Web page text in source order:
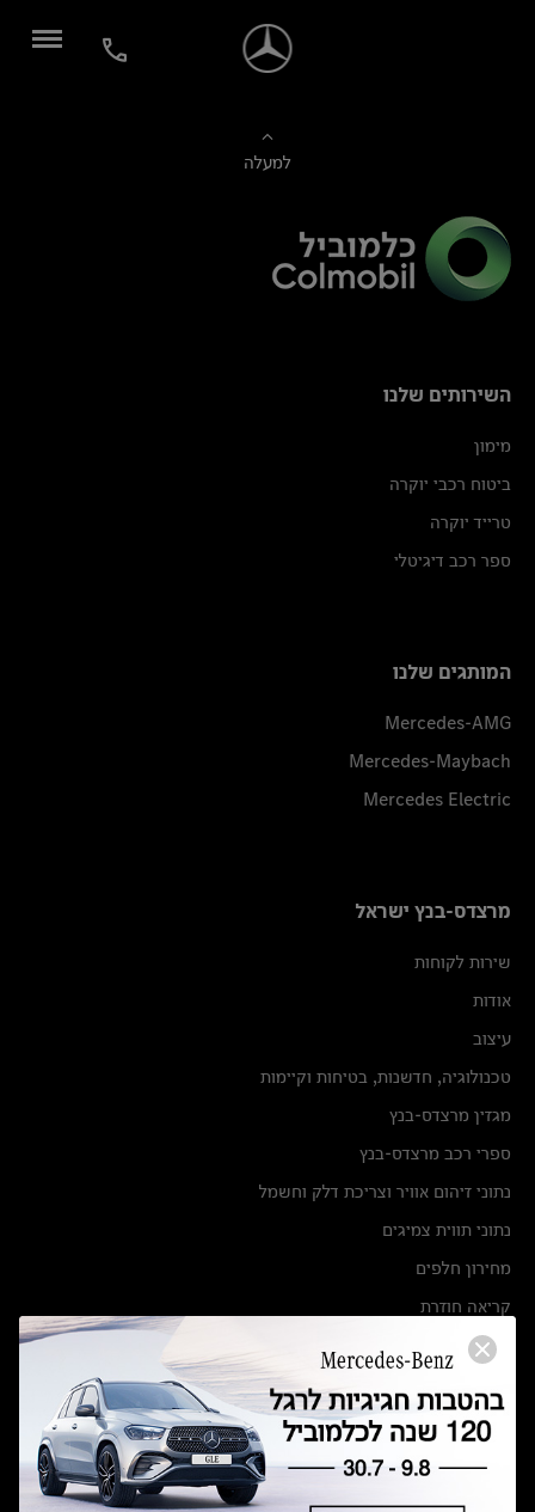
למעלה
השירותים שלנו
מימון
ביטוח רכבי יוקרה
טרייד יוקרה
ספר רכב דיגיטלי
המותגים שלנו
Mercedes-AMG
Mercedes-Maybach
Mercedes Electric
מרצדס-בנץ ישראל
שירות לקוחות
אודות
עיצוב
טכנולוגיה, חדשנות, בטיחות וקיימות
מגזין מרצדס-בנץ
ספרי רכב מרצדס-בנץ
נתוני זיהום אוויר וצריכת דלק וחשמל
נתוני תווית צמיגים
מחירון חלפים
קריאה חוזרת
הודעה על הטבות לרכבי מרצדס בהסדר פשרה בתצ 56447-02-19
תקנון ימי מכירות 120 לכלמוביל